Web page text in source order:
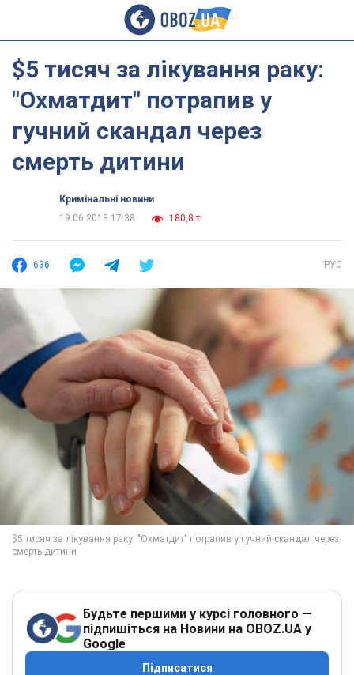
$5 тисяч за лікування раку:
"Охматдит" потрапив у
гучний скандал через
смерть дитини
Кримінальні новини
19.06.2018 17:38
180,8 т.
636 РУС
Будьте першими у курсі головного —
підпишіться на Новини на OBOZ.UA у
Google
Підписатися